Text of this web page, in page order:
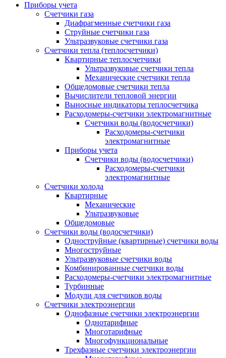
Приборы учета
Счетчики газа
Диафрагменные счетчики газа
Струйные счетчики газа
Ультразвуковые счетчики газа
Счетчики тепла (теплосчетчики)
Квартирные теплосчетчики
Ультразвуковые счетчики тепла
Механические счетчики тепла
Общедомовые счетчики тепла
Вычислители тепловой энергии
Выносные индикаторы теплосчетчика
Расходомеры-счетчики электромагнитные
Счетчики воды (водосчетчики)
Расходомеры-счетчики
электромагнитные
Приборы учета
Счетчики воды (водосчетчики)
Расходомеры-счетчики
электромагнитные
Счетчики холода
Квартирные
Механические
Ультразвуковые
Общедомовые
Счетчики воды (водосчетчики)
Одноструйные (квартирные) счетчики воды
Многоструйные
Ультразвуковые счетчики воды
Комбинированные счетчики воды
Расходомеры-счетчики электромагнитные
Турбинные
Модули для счетчиков воды
Счетчики электроэнергии
Однофазные счетчики электроэнергии
Однотарифные
Многотарифные
Многофункциональные
Трехфазные счетчики электроэнергии